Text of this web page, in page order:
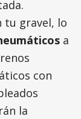
tu gravel, lo
a
con
la